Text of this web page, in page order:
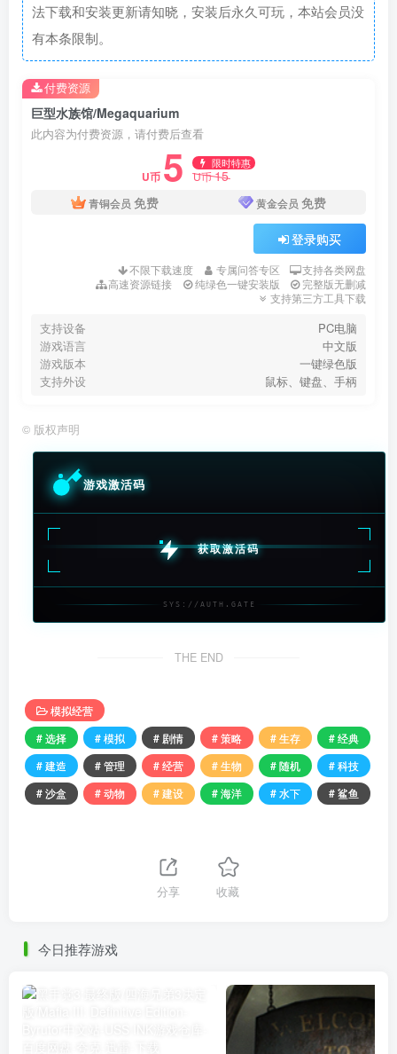
法下载和安装更新请知晓，安装后永久可玩，本站会员没
有本条限制。
巨型水族馆/Megaquarium
此内容为付费资源，请付费后查看
U币 5 限时特惠
U币15
青铜会员 免费 黄金会员 免费
登录购买
不限下载速度 专属问答专区
支持各类网盘
高速资源链接
纯绿色一键安装版
完整版无删减
支持第三方工具下载
支持设备
PC电脑
游戏语言
中文版
游戏版本
一键绿色版
支持外设
鼠标、键盘、手柄
付费资源
© 版权声明
游戏激活码
获取激活码
SYS://AUTH.GATE
THE END
模拟经营
# 选择
# 模拟 # 剧情 # 策略 # 生存
# 经典
# 建造
# 管理 # 经营 # 生物 # 随机
# 科技
# 沙盒
# 动物 # 建设 # 海洋 # 水下 # 鲨鱼
分享 收藏
今日推荐游戏